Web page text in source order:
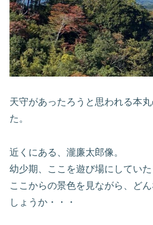
天守があったろうと思われる本
た。
近くにある、瀧廉太郎像。
幼少期、ここを遊び場にしていた
ここからの景色を見ながら、ど
しょうか・・・